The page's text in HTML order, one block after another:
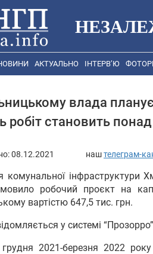
АКТУАЛЬНО ІНТЕРВ’Ю
влада
робіт становить
08.12.2021 наштелеграм-
комунальної інфраструктури
робочий проєкт на
вартістю 647,5 тис. грн.
у системі
2021-березня 2022